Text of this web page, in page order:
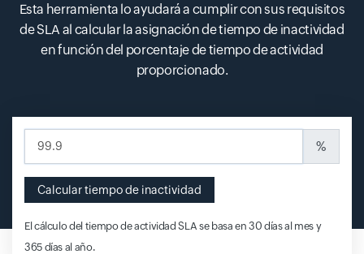
Esta herramienta lo ayudará a cumplir con sus requisitos
de SLA al calcular la asignación de tiempo de inactividad
en función del porcentaje de tiempo de actividad
proporcionado.
Input field %
Calcular tiempo de inactividad
El cálculo del tiempo de actividad SLA se basa en 30 días al mes y
365 días al año.